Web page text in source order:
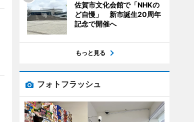
佐賀市文化会館で「NHKの
ど自慢」 新市誕生20周年
記念で開催へ
もっと見る
フォトフラッシュ